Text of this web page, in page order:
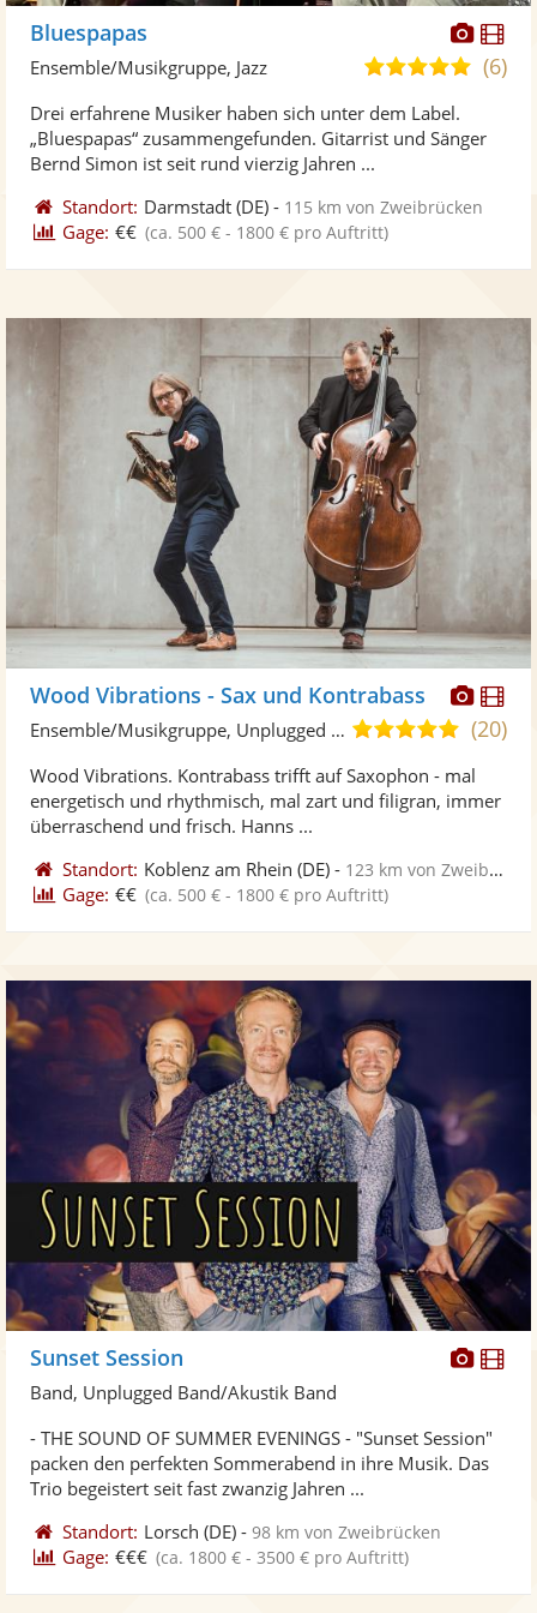
Bluespapas
5,0(6)
Ensemble/Musikgruppe, Jazz
Drei erfahrene Musiker haben sich unter dem Label.
„Bluespapas“ zusammengefunden. Gitarrist und Sänger
Bernd Simon ist seit rund vierzig Jahren ...
Standort: Darmstadt (DE) - 115 km von Zweibrücken
Gage: €€ (ca. 500 € - 1800 € pro Auftritt)
Wood Vibrations - Sax und Kontrabass
5,0
5
(20)
Ensemble/Musikgruppe, Unplugged Band/Akustik Band
Wood Vibrations. Kontrabass trifft auf Saxophon - mal
energetisch und rhythmisch, mal zart und filigran, immer
überraschend und frisch. Hanns ...
Standort: Koblenz am Rhein (DE) - 123 km von Zweibrücken
Gage: €€ (ca. 500 € - 1800 € pro Auftritt)
Fotos
Sunset Session
Band, Unplugged Band/Akustik Band
- THE SOUND OF SUMMER EVENINGS - "Sunset Session"
packen den perfekten Sommerabend in ihre Musik. Das
Trio begeistert seit fast zwanzig Jahren ...
Standort: Lorsch (DE) -98 km von Zweibrücken
Gage: €€€ (ca. 1800 € - 3500 € pro Auftritt)